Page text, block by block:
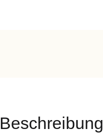
Beschreibung